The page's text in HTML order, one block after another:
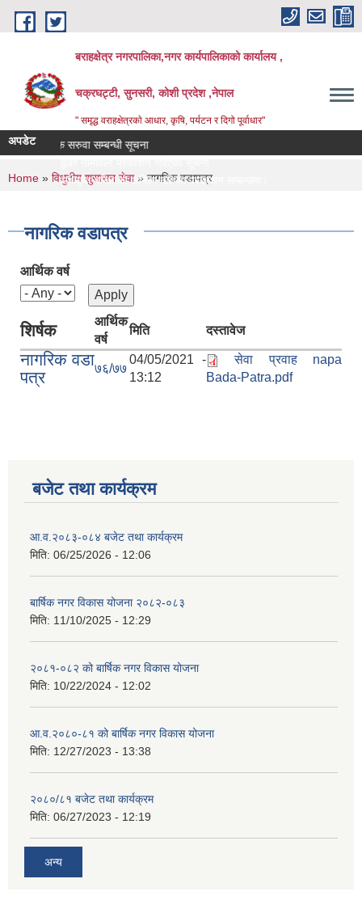
Skip to main content
बराहक्षेत्र नगरपालिका,नगर कार्यपालिकाको कार्यालय ,
चक्रघट्टी, सुनसरी, कोशी प्रदेश ,नेपाल
" समृद्ध वराहक्षेत्रकाे आधार, कृषि, पर्यटन र दिगो पूर्वाधार"
अपडेटशिक्षक सरुवा सम्बन्धी सूचना
नापी अधिकृत परिक्षाको अन्तिम नतिजा प्रकाशन सम्बन्धमा।
You are here
Home » विधुतीय शुसासन सेवा» नागरिक वडापत्र
नागरिक वडापत्र
आर्थिक वर्ष
शिर्षक
आर्थिक
वर्ष
मिति दस्तावेज
नागरिक वडा
पत्र
७६/७७
04/05/2021 -
13:12
सेवा प्रवाह napa
Bada-Patra.pdf
बजेट तथा कार्यक्रम
आ.व.२०८३-०८४ बजेट तथा कार्यक्रम
मिति: 06/25/2026 - 12:06
बार्षिक नगर विकास योजना २०८२-०८३
मिति: 11/10/2025 - 12:29
२०८१-०८२ को बार्षिक नगर विकास योजना
मिति: 10/22/2024 - 12:02
आ.व.२०८०-८१ को बार्षिक नगर विकास योजना
मिति: 12/27/2023 - 13:38
२०८०/८१ बजेट तथा कार्यक्रम
मिति: 06/27/2023 - 12:19
अन्य